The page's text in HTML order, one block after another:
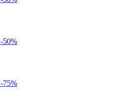
50%
75%